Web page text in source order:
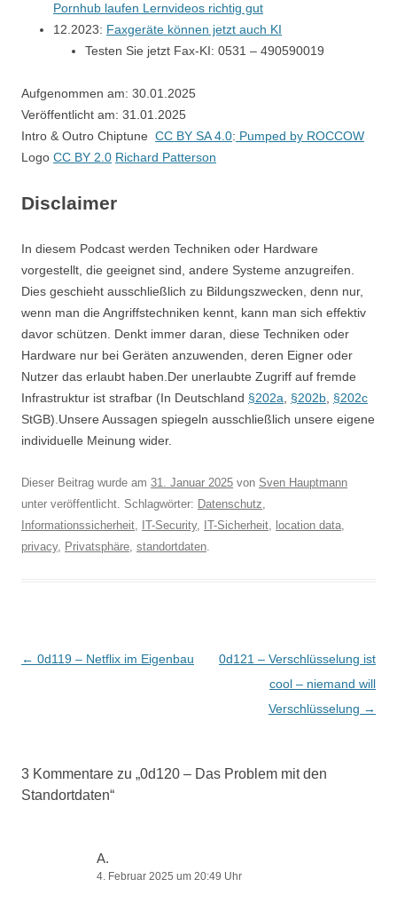
Pornhub laufen Lernvideos richtig gut
12.2023: Faxgeräte können jetzt auch KI
Testen Sie jetzt Fax-KI: 0531 – 490590019
Aufgenommen am: 30.01.2025
Veröffentlicht am: 31.01.2025
Intro & Outro Chiptune CC BY SA 4.0: Pumped by ROCCOW
Logo CC BY 2.0 Richard Patterson
Disclaimer
In diesem Podcast werden Techniken oder Hardware
vorgestellt, die geeignet sind, andere Systeme anzugreifen.
Dies geschieht ausschließlich zu Bildungszwecken, denn nur,
wenn man die Angriffstechniken kennt, kann man sich effektiv
davor schützen. Denkt immer daran, diese Techniken oder
Hardware nur bei Geräten anzuwenden, deren Eigner oder
Nutzer das erlaubt haben.Der unerlaubte Zugriff auf fremde
Infrastruktur ist strafbar (In Deutschland §202a §202b §202c
StGB).Unsere Aussagen spiegeln ausschließlich unsere eigene
individuelle Meinung wider.
Dieser Beitrag wurde am 31. Januar 2025 von Sven Hauptmann
unter veröffentlicht. Schlagwörter: Datenschutz,
Informationssicherheit, IT-Security, IT-Sicherheit, location data,
privacy, Privatsphäre, standortdaten.
Beitragsnavigation
← 0d119 – Netflix im Eigenbau
0d121 – Verschlüsselung ist
cool – niemand will
Verschlüsselung →
3 Kommentare zu „0d120 – Das Problem mit den
Standortdaten“
A.
4. Februar 2025 um 20:49 Uhr